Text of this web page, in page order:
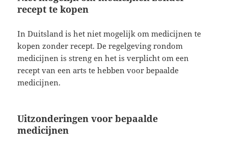
recept te kopen
In Duitsland is het niet mogelijk om medicijnen te
kopen zonder recept. De regelgeving rondom
medicijnen is streng en het is verplicht om een
recept van een arts te hebben voor bepaalde
medicijnen.
Uitzonderingen voor bepaalde
medicijnen